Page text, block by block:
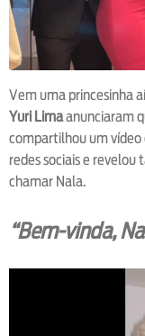
Vem uma princesinha
Yuri Limaanunciaram
compartilhou um
redes sociais e revelou
chamar Nala.
“Bem-vinda,